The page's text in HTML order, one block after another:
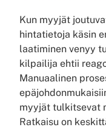
Kun myyjät
hintatietoja käsin
laatiminen venyy
kilpailija ehtii
Manuaalinen
myyjät tulkitsevat
Ratkaisu on